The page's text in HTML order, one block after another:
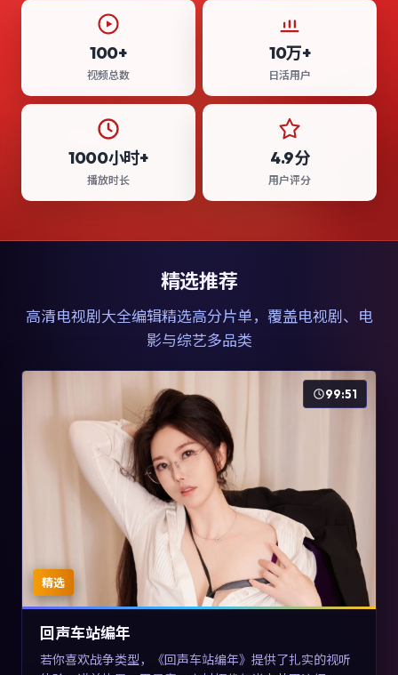
100+
视频总数
10万+
日活用户
1000小时+
播放时长
4.9分
用户评分
精选推荐
高清电视剧大全编辑精选高分片单，覆盖电视剧、电
影与综艺多品类
精选
99:51
回声车站编年
若你喜欢战争类型，《回声车站编年》提供了扎实的视听